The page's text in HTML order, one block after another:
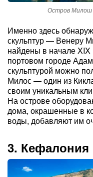
Остров Милош
Именно здесь
скульптур — Венеру
найдены в начале XIX
портовом городе
скульптурой можно
Милос — один из
своим уникальным
На острове
дома, окрашенные в
воды, добавляют им
3. Кефалония